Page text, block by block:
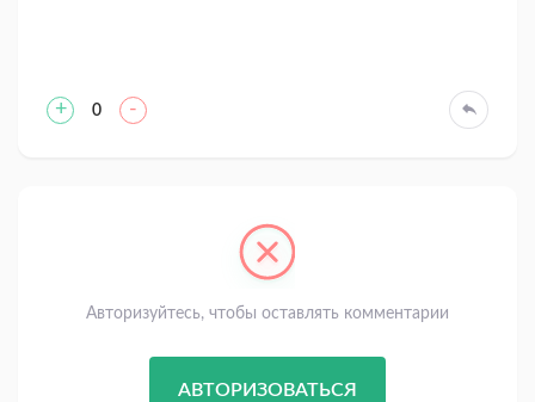
+ 0 -
Авторизуйтесь, чтобы оставлять комментарии
АВТОРИЗОВАТЬСЯ